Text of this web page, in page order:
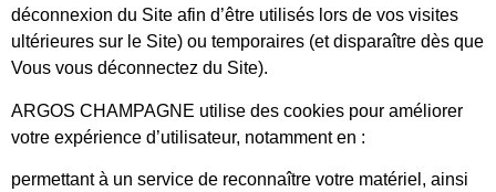
déconnexion du Site afin d’être utilisés lors de vos visites
ultérieures sur le Site) ou temporaires (et disparaître dès que
Vous vous déconnectez du Site).
ARGOS CHAMPAGNE utilise des cookies pour améliorer
votre expérience d’utilisateur, notamment en :
permettant à un service de reconnaître votre matériel, ainsi